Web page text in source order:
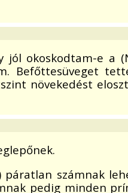
jól okoskodtam-e a
Befőttesüveget
növekedést
páratlan számnak
pedig minden